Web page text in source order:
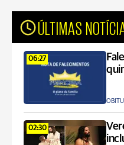
ÚLTIMAS
06:27
02:30